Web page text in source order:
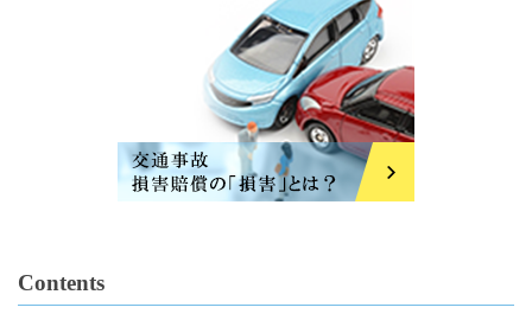
Contents